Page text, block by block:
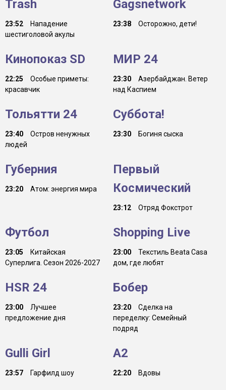
Trash
23:52
Нападение
шестиголовой акулы
Gagsnetwork
23:38 Осторожно, дети!
Кинопоказ SD
22:25
Особые приметы:
красавчик
МИР 24
23:30
Азербайджан. Ветер
над Каспием
Тольятти 24
23:40
Остров ненужных
людей
Суббота!
23:30 Богиня сыска
Губерния
23:20 Атом: энергия мира
Первый
Космический
23:12 Отряд Фокстрот
Футбол
23:05
Китайская
Суперлига. Сезон 2026-2027
Shopping Live
23:00
Текстиль Beata Casa
дом, где любят
HSR 24
23:00
Лучшее
предложение дня
Бобер
23:20
Сделка на
переделку: Семейный
подряд
Gulli Girl
23:57 Гарфилд шоу
A2
22:20 Вдовы